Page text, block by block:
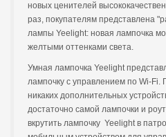
новых ценителей
раз, покупателям представлена
лампы Yeelight: новая лампочка
желтыми оттенками света.
Умная лампочка Yeelight
лампочку с управлением по Wi-Fi.
никаких дополнительных
достаточно самой лампочки и
вкрутить лампочку Yeelight в